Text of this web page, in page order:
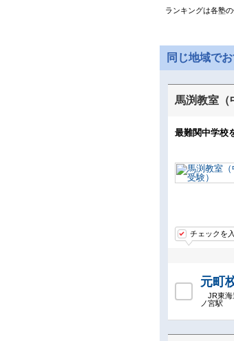
ランキングは各塾
同じ地域で
馬渕教室（
最難関中学校
チェックを
元町
JR東
ノ宮駅